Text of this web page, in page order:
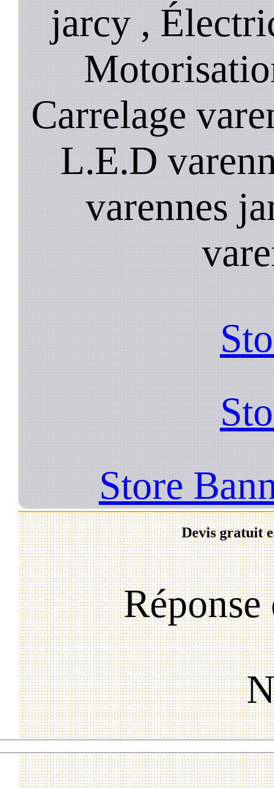
jarcy ,
Carrelage
L.E.D
varennes
Store
Devis gratuit